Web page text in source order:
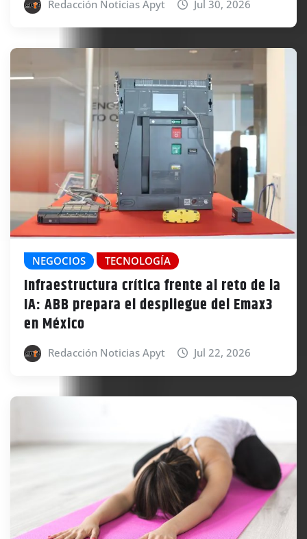
Redacción Noticias Apyt Jul 30, 2026
NEGOCIOS TECNOLOGÍA
Infraestructura crítica frente al reto de la
IA: ABB prepara el despliegue del Emax3
en México
Redacción Noticias Apyt Jul 22, 2026